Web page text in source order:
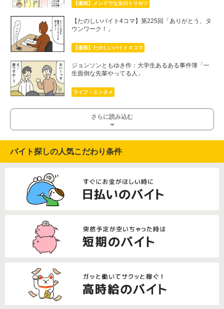
【漫画】メンドウな女のトリセツ
【たのしいバイト4コマ】第225回「ありがとう、タ
ウンワーク！」
【漫画】たのしいバイト４コマ
ジョンソンともゆき作：大学生あるある事件簿「一
生面倒な先輩やってる人」
ライフ・エンタメ
さらに読み込む
バイト探しの人気こだわり条件